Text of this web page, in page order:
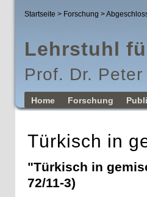
Startseite > Forschung >
Lehrstuhl
Prof. Dr. Peter
Home Forschung
Türkisch in
"Türkisch in
72/11-3)